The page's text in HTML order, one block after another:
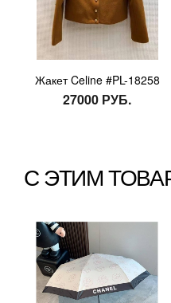
Жакет Celine #PL-18258
27000 РУБ.
С ЭТИМ